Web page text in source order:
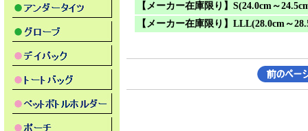
【メーカー在庫限り】S(24.0cm～
【メーカー在庫限り】LLL(28.0cm～